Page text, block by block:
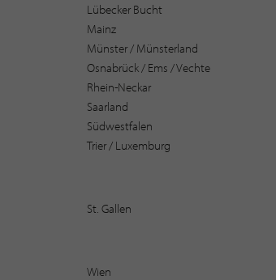
Lübecker Bucht
Mainz
Münster / Münsterland
Osnabrück / Ems / Vechte
Rhein-Neckar
Saarland
Südwestfalen
Trier / Luxemburg
St. Gallen
Wien